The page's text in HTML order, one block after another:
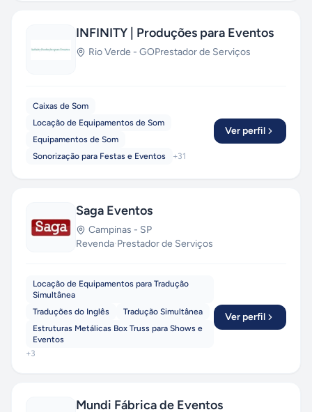
INFINITY | Produções para Eventos
Rio Verde - GOPrestador de Serviços
Caixas de Som
Locação de Equipamentos de Som
Equipamentos de Som
Sonorização para Festas e Eventos
+31
Ver perfil
Saga Eventos
Campinas - SP
Revenda·Prestador de Serviços
Locação de Equipamentos para Tradução
Simultânea
Traduções do Inglês
Tradução Simultânea
Estruturas Metálicas Box Truss para Shows e
Eventos
+3
Ver perfil
Mundi Fábrica de Eventos